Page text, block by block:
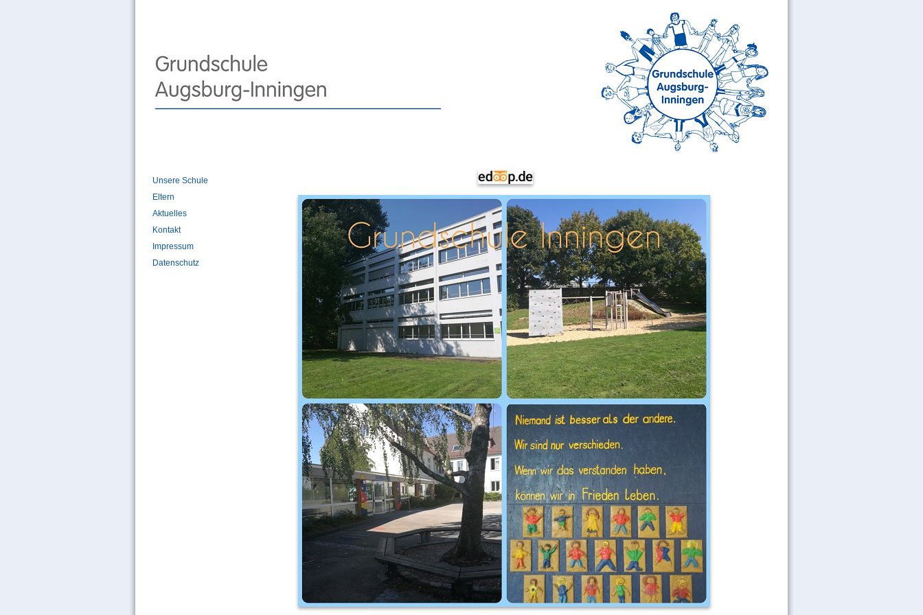
Unsere Schule
Eltern
Aktuelles
Kontakt
Impressum
Datenschutz